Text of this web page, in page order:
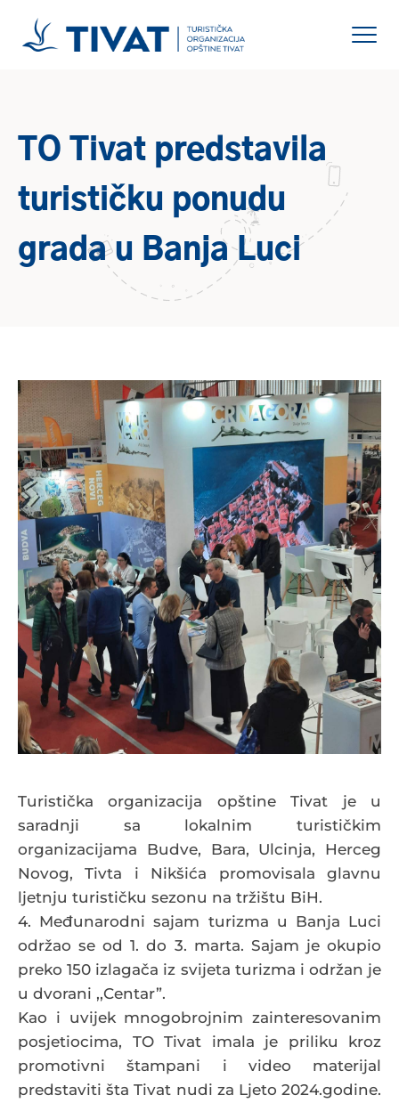
TO Tivat predstavila
turističku ponudu
grada u Banja Luci
Turistička organizacija opštine Tivat je u
saradnji sa lokalnim turističkim
organizacijama Budve, Bara, Ulcinja, Herceg
Novog, Tivta i Nikšića promovisala glavnu
ljetnju turističku sezonu na tržištu BiH.
4. Međunarodni sajam turizma u Banja Luci
održao se od 1. do 3. marta. Sajam je okupio
preko 150 izlagača iz svijeta turizma i održan je
u dvorani ,,Centar”.
Kao i uvijek mnogobrojnim zainteresovanim
posjetiocima, TO Tivat imala je priliku kroz
promotivni štampani i video materijal
predstaviti šta Tivat nudi za Ljeto 2024.godine.